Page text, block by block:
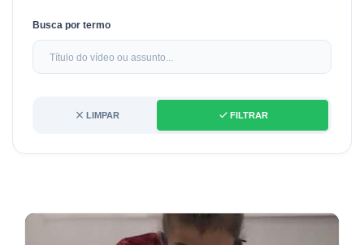
Busca por termo
close LIMPAR done FILTRAR